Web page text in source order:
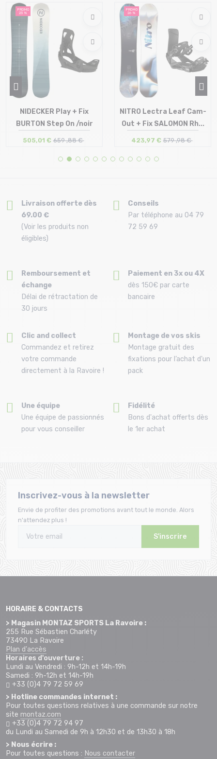
PROMO
23 %
Taille en stock
NIDECKER Play + Fix
BURTON Step On /noir
505,01 € 659 ,88 €
PROMO
26 %
Taille en stock
NITRO Lectra Leaf Cam-
Out + Fix SALOMON Rh...
423,97 € 579 ,98 €
Livraison offerte dès
69.00 €
(Voir les produits non
éligibles)
Conseils
Par téléphone au 04 79
72 59 69
Remboursement et
échange
Délai de rétractation de
30 jours
Paiement en 3x ou 4X
dès 150€ par carte
bancaire
Clic and collect
Commandez et retirez
votre commande
directement à la Ravoire !
Montage de vos skis
Montage gratuit des
fixations pour l’achat d'un
pack
Une équipe
Une équipe de passionnés
pour vous conseiller
Fidélité
Bons d'achat offerts dès
le 1er achat
Inscrivez-vous à la newsletter
Envie de profiter des promotions avant tout le monde. Alors
n'attendez plus !
S'inscrire
HORAIRE & CONTACTS
> Magasin MONTAZ SPORTS La Ravoire :
255 Rue Sébastien Charléty
73490 La Ravoire
Plan d'accès
Horaires d'ouverture :
Lundi au Vendredi : 9h-12h et 14h-19h
Samedi : 9h-12h et 14h-19h
+33 (0)4 79 72 59 69
> Hotline commandes internet :
Pour toutes questions relatives à une commande sur notre
site montaz.com
+33 (0)4 79 72 94 97
du Lundi au Samedi de 9h à 12h30 et de 13h30 à 18h
> Nous écrire :
Pour toutes questions : Nous contacter